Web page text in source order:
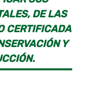
DE LAS
CERTIFICADA
Y